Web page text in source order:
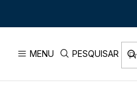
MENU PESQUISAR